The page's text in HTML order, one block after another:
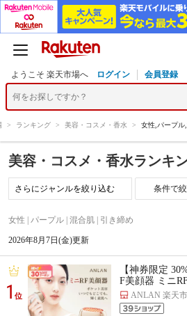
ようこそ 楽天市場へ ログイン 会員登録
> ランキング > 美容・コスメ・香水 > 女性,パープル
美容・コスメ・香水ランキ
条件で
女性 | パープル | 混合肌 | 引き締め
2026年8月7日(金)更新
1位
【神券限定
F美顔器 ミニ
ANLAN 楽天